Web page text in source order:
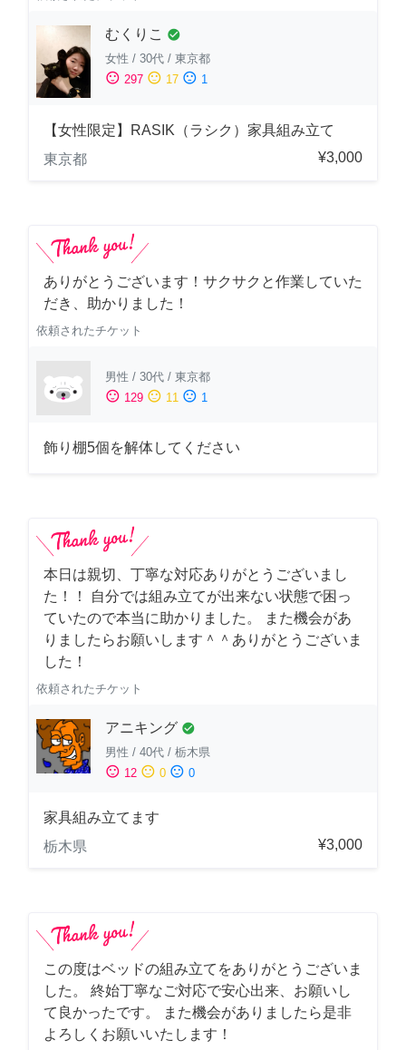
むくりこ check_circle
女性 / 30代 / 東京都
sentiment_satisfied 297 sentiment_neutral 17 sentiment_dissatisfied 1
【女性限定】RASIK（ラシク）家具組み立て
東京都
¥3,000
ありがとうございます！サクサクと作業していた
だき、助かりました！
依頼されたチケット
男性 / 30代 / 東京都
sentiment_satisfied 129 sentiment_neutral 11 sentiment_dissatisfied 1
飾り棚5個を解体してください
本日は親切、丁寧な対応ありがとうございまし
た！！ 自分では組み立てが出来ない状態で困っ
ていたので本当に助かりました。 また機会があ
りましたらお願いします＾＾ありがとうございま
した！
依頼されたチケット
アニキング check_circle
男性 / 40代 / 栃木県
sentiment_satisfied 12 sentiment_neutral 0 sentiment_dissatisfied 0
家具組み立てます
栃木県
¥3,000
この度はベッドの組み立てをありがとうございま
した。 終始丁寧なご対応で安心出来、お願いし
て良かったです。 また機会がありましたら是非
よろしくお願いいたします！